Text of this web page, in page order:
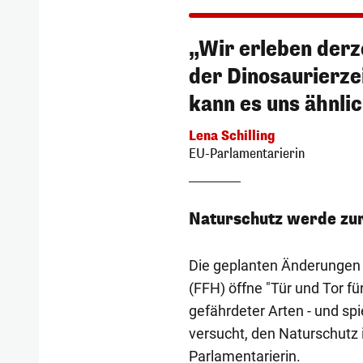
„Wir erleben
der
kann es uns
Lena Schilling
EU-Parlamentarierin
Naturschutz werde
Die geplanten
(FFH) öffne "Tür und Tor
gefährdeter Arten - und
versucht, den Naturschutz
Parlamentarierin.